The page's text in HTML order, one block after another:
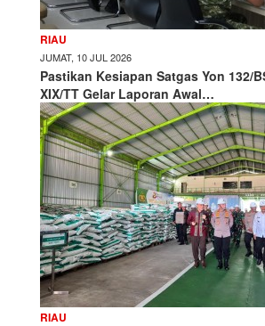
RIAU
JUMAT, 10 JUL 2026
Pastikan Kesiapan Satgas Yon 132/
XIX/TT Gelar Laporan Awal…
RIAU